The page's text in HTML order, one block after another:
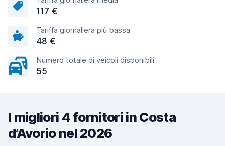
117 €
Tariffa giornaliera più bassa
48 €
Numero totale di veicoli disponibili
55
I migliori 4 fornitori in Costa
d’Avorio nel 2026